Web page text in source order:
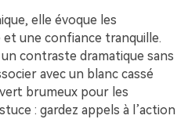
elle évoque les
une confiance tranquille.
contraste dramatique sans
avec un blanc cassé
brumeux pour les
: gardez appels à l’action